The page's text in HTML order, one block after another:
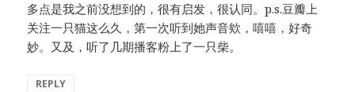
多点是我之前没想到的，很有启发，很认同。p.s.豆瓣上
关注一只猫这么久，第一次听到她声音欸，嘻嘻，好奇
妙。又及，听了几期播客粉上了一只柴。
REPLY